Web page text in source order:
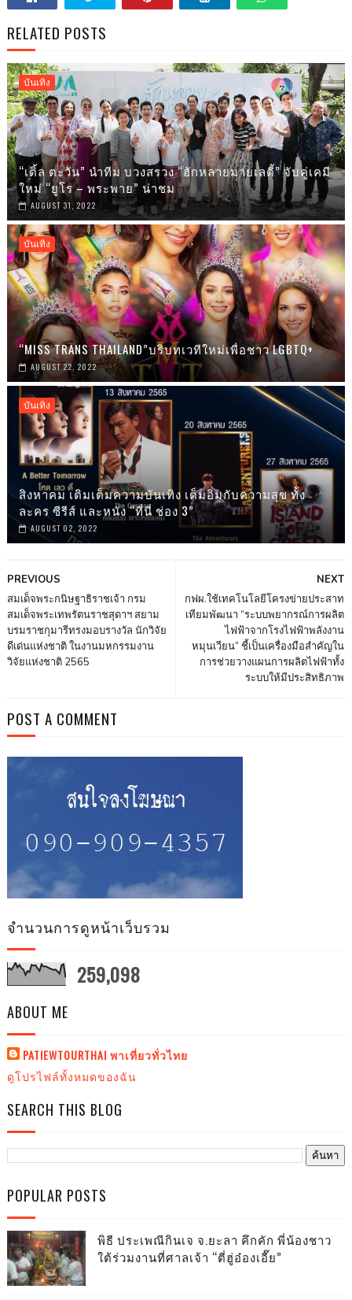
RELATED POSTS
บันเทิง
“เติ้ล ตะวัน” นำทีม บวงสรวง “ฮักหลายมายเลดี้” จับคู่เคมี
ใหม่ “ยูโร – พระพาย” น่าชม
AUGUST 31, 2022
บันเทิง
“MISS TRANS THAILAND”บริบทเวทีใหม่เพื่อชาว LGBTQ+
AUGUST 22, 2022
บันเทิง
สิงหาคม เติมเต็มความบันเทิง เต็มอิ่มกับความสุข ทั้ง
ละคร ซีรีส์ และหนัง “ที่นี่ ช่อง 3”
AUGUST 02, 2022
NEXT
กฟผ.ใช้เทคโนโลยีโครงข่ายประสาท
เทียมพัฒนา “ระบบพยากรณ์การผลิต
ไฟฟ้าจากโรงไฟฟ้าพลังงาน
หมุนเวียน” ชี้เป็นเครื่องมือสำคัญใน
การช่วยวางแผนการผลิตไฟฟ้าทั้ง
ระบบให้มีประสิทธิภาพ
PREVIOUS
สมเด็จพระกนิษฐาธิราชเจ้า กรม
สมเด็จพระเทพรัตนราชสุดาฯ สยาม
บรมราชกุมารีทรงมอบรางวัล นักวิจัย
ดีเด่นแห่งชาติ ในงานมหกรรมงาน
วิจัยแห่งชาติ 2565
POST A COMMENT
จำนวนการดูหน้าเว็บรวม
259,098
ABOUT ME
PATIEWTOURTHAI พาเที่ยวทั่วไทย
ดูโปรไฟล์ทั้งหมดของฉัน
SEARCH THIS BLOG
POPULAR POSTS
พิธี ประเพณีกินเจ จ.ยะลา คึกคัก พี่น้องชาว
ใต้ร่วมงานที่ศาลเจ้า “ตี่ฮู่อ๋องเอี๊ย”